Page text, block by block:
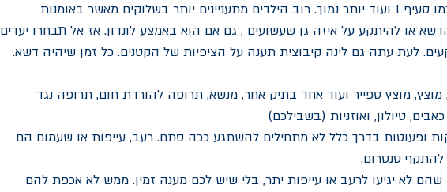
זה כמו סעיף 1 ועוד יותר נמוך. רוב הילדים מתעניינים יותר בשלוקים מאשר באומנות
או להיתקע על איזה גן שעשועים , גם אם הוא באמצע לונדון. אז אל תבחרו יעדים
לעת עתה גם לינה קיבוצית תענה על הציפיות של הקטנים. כל זמן שיהיה דשא.
מוצץ, מוצץ ספייר ועוד אחד בתיק אחר, מנשא, תרופה להורדת חום, תרופה נגד
טיולון, ואוזניות (בשבילכם)
ופעוטות בדרך כלל לא מתחילים להשתגע ככה סתם. רעב, עייפות או שעמום הם
להתקף טנטרום.
שהם לא יגיעו לרעב או עייפות יתר, בלי שיש לכם מענה זמין. ממש לא אכפת להם